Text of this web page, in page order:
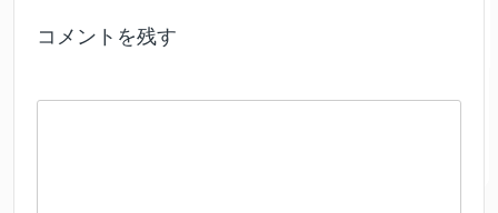
コメントを残す